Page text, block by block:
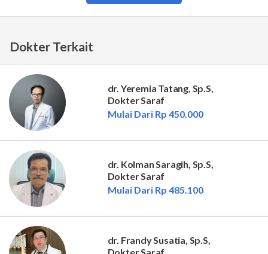
Dokter Terkait